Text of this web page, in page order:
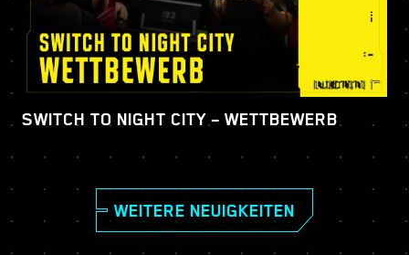
SWITCH TO NIGHT CITY – WETTBEWERB
WEITERE NEUIGKEITEN